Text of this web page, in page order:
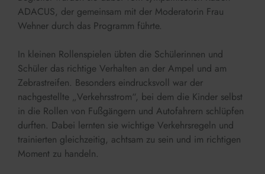
ADACUS, der gemeinsam mit der Moderatorin Frau
Wehner durch das Programm führte.
In kleinen Rollenspielen übten die Schülerinnen und
Schüler das richtige Verhalten an der Ampel und am
Zebrastreifen. Besonders eindrucksvoll war der
nachgestellte „Verkehrsstrom“, bei dem die Kinder selbst
in die Rollen von Fußgängern und Autofahrern schlüpfen
durften. Dabei lernten sie wichtige Verkehrsregeln und
trainierten gleichzeitig, achtsam zu sein und im richtigen
Moment zu handeln.